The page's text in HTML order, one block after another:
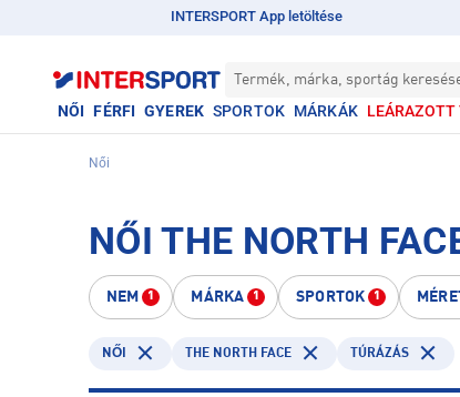
INTERSPORT App letöltése
Termék, márka, sportág
NŐI FÉRFI GYEREK SPORTOK MÁRKÁK LEÁRAZOTT
Női
NŐI THE NORTH
NEM 1 MÁRKA 1 SPORTOK 1
NŐI THE NORTH FACE TÚRÁZÁS